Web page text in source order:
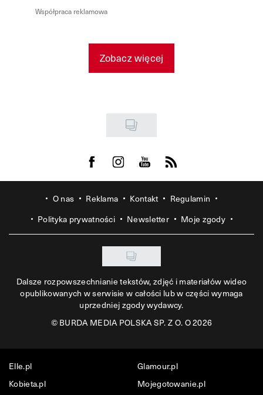
Współpraca reklamowa
Zobacz więcej
Visit us on Facebook
Visit us on Instagram
Visit us on Youtube
Visit us on Rss
O nas Reklama Kontakt
Regulamin
Polityka prywatności
Newsletter Moje zgody
Dalsze rozpowszechnianie tekstów, zdjęć i materiałów wideo
opublikowanych w serwisie w całości lub w części wymaga
uprzedniej zgody wydawcy.
©BURDA MEDIA POLSKA SP. Z O. O 2026
Elle.pl
Glamour.pl
Kobieta.pl
Mojegotowanie.pl